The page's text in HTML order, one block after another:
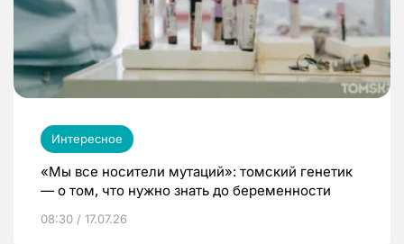
Интересное
«Мы все носители мутаций»: томский генетик
— о том, что нужно знать до беременности
08:30 / 17.07.26